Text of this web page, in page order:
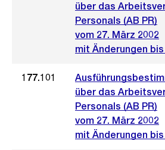
über das
Personals (AB PR)
vom 27. März 2002
mit Änderungen bis
177.101
über das
Personals (AB PR)
vom 27. März 2002
mit Änderungen